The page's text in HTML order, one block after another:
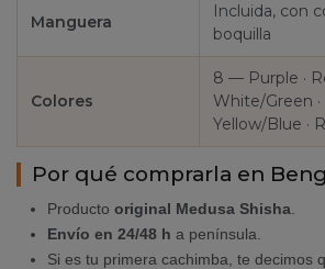
Manguera
Incluida, con
boquilla
Colores
8 — Purple ·
White/Green
Yellow/Blue ·
Por qué comprarla en
Producto original Medusa Shisha
Envío en 24/48 h a península.
Si es tu primera cachimba, te decimos